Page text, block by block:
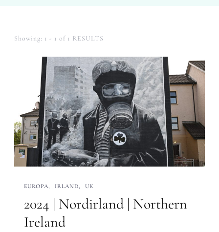
Showing: 1 - 1 of 1 RESULTS
EUROPA IRLAND UK
2024 | Nordirland | Northern
Ireland